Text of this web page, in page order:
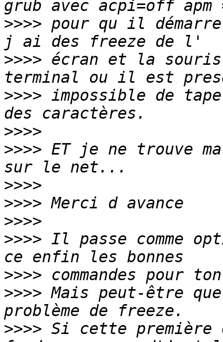
>>>> pour qu il
>>>> écran et la
>>>> impossible de
>>>>
>>>> ET je ne trouve
>>>>
>>>>
>>>>
>>>> Il passe comme
>>>>
>>>> Mais peut-être
>>>> Si cette première